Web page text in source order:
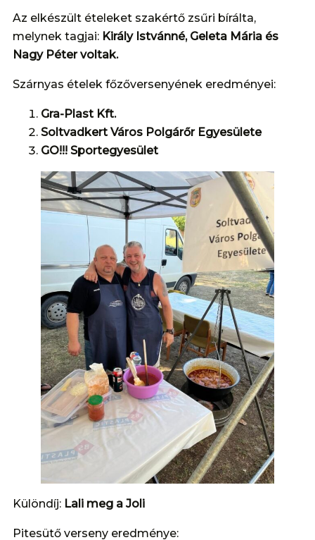
Az elkészült ételeket szakértő zsűri bírálta,
melynek tagjai: Király Istvánné, Geleta Mária és
Nagy Péter voltak.
Szárnyas ételek főzőversenyének eredményei:
Gra-Plast Kft.
Soltvadkert Város Polgárőr Egyesülete
GO!!! Sportegyesület
Különdíj: Lali meg a Joli
Pitesütő verseny eredménye: